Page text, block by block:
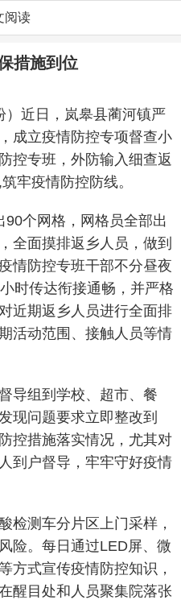
阅读
措施到位
）近日，岚皋县蔺河镇严
成立疫情防控专项督查小
控专班，外防输入细查返
牢疫情防控防线。
个网格，网格员全部出
全面摸排返乡人员，做到
情防控专班干部不分昼夜
时传达衔接通畅，并严格
近期返乡人员进行全面排
活动范围、接触人员等情
导组到学校、超市、餐
现问题要求立即整改到
控措施落实情况，尤其对
到户督导，牢牢守好疫情
检测车分片区上门采样，
险。每日通过LED屏、微
方式宣传疫情防控知识，
醒目处和人员聚集院落张